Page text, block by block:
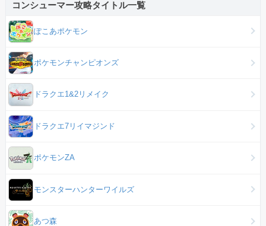
コンシューマー攻略タイトル一覧
ぽこあポケモン
ポケモンチャンピオンズ
ドラクエ1&2リメイク
ドラクエ7リイマジンド
ポケモンZA
モンスターハンターワイルズ
あつ森